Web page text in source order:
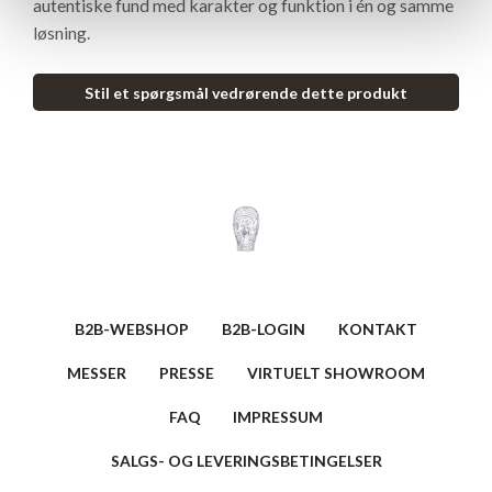
autentiske fund med karakter og funktion i én og samme
løsning.
Stil et spørgsmål vedrørende dette produkt
B2B-WEBSHOP B2B-LOGIN KONTAKT
MESSER PRESSE VIRTUELT SHOWROOM
FAQ IMPRESSUM
SALGS- OG LEVERINGSBETINGELSER